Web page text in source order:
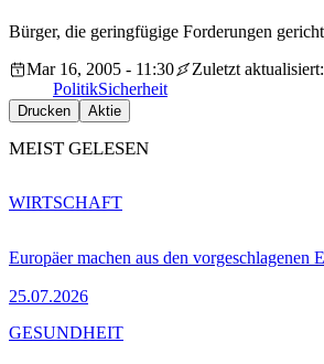
Bürger, die geringfügige Forderungen
Mar 16, 2005 - 11:30
Zuletzt
PolitikSicherheit
Drucken Aktie
MEIST GELESEN
Europäer machen aus den vorgeschlagenen
25.07.2026
WIRTSCHAFT
GESUNDHEIT